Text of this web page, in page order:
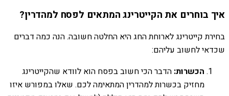
איך בוחרים את הקייטרינג המתאים לפסח למהדרין?
בחירת קייטרינג לארוחת החג היא החלטה חשובה. הנה כמה דברים
שכדאי לחשוב עליהם:
הכשרות: הדבר הכי חשוב בפסח הוא לוודא שהקייטרינג
מחזיק בכשרות למהדרין המתאימה לכם. שאלו במפורש איזו